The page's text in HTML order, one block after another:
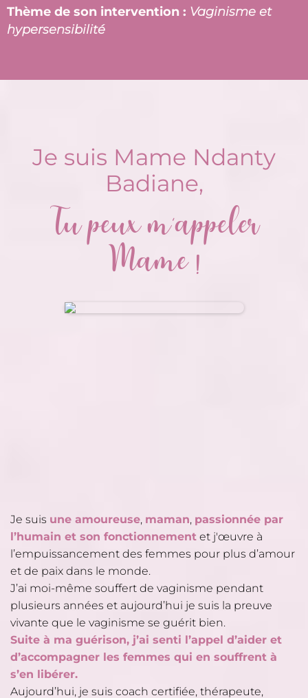
Thème de son intervention : Vaginisme et
hypersensibilité
Je suis Mame Ndanty
Badiane,
Tu peux m'appeler
Mame !
Je suis une amoureuse, maman, passionnée par
l’humain et son fonctionnement et j'œuvre à
l’empuissancement des femmes pour plus d’amour
et de paix dans le monde.
J’ai moi-même souffert de vaginisme pendant
plusieurs années et aujourd’hui je suis la preuve
vivante que le vaginisme se guérit bien.
Suite à ma guérison, j’ai senti l’appel d’aider et
d’accompagner les femmes qui en souffrent à
s’en libérer.
Aujourd’hui, je suis coach certifiée, thérapeute,